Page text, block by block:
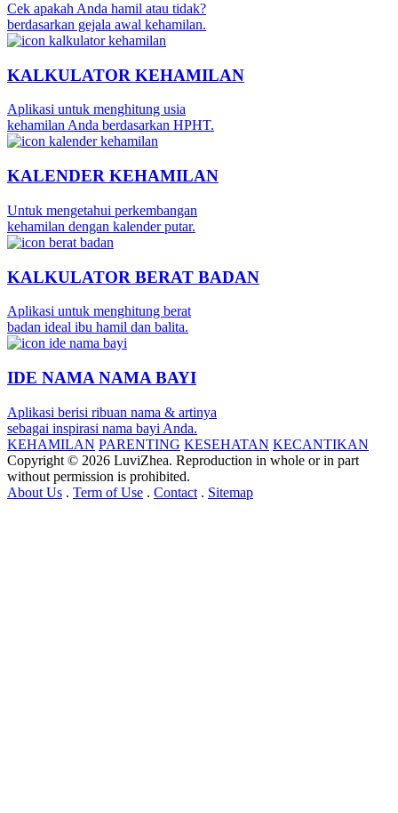
Cek apakah Anda hamil atau tidak?
berdasarkan gejala awal kehamilan.
KALKULATOR KEHAMILAN
Aplikasi untuk menghitung usia
kehamilan Anda berdasarkan HPHT.
KALENDER KEHAMILAN
Untuk mengetahui perkembangan
kehamilan dengan kalender putar.
KALKULATOR BERAT BADAN
Aplikasi untuk menghitung berat
badan ideal ibu hamil dan balita.
IDE NAMA NAMA BAYI
Aplikasi berisi ribuan nama & artinya
sebagai inspirasi nama bayi Anda.
KEHAMILAN PARENTING KESEHATAN KECANTIKAN
Copyright © 2026 LuviZhea. Reproduction in whole or in part
without permission is prohibited.
About Us . Term of Use . Contact . Sitemap